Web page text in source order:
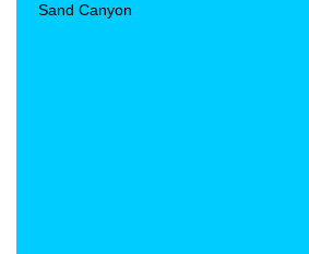
Sand Canyon